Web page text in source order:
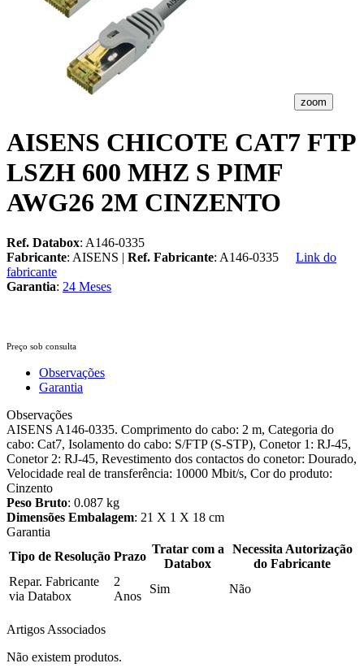
zoom
AISENS CHICOTE CAT7 FTP
LSZH 600 MHZ S PIMF
AWG26 2M CINZENTO
Ref. Databox: A146-0335
Fabricante: AISENS | Ref. Fabricante: A146-0335
Link do
fabricante
Garantia: 24 Meses
Preço sob consulta
Observações
Garantia
Observações
AISENS A146-0335. Comprimento do cabo: 2 m, Categoria do
cabo: Cat7, Isolamento do cabo: S/FTP (S-STP), Conetor 1: RJ-45,
Conetor 2: RJ-45, Revestimento dos contactos do conetor: Dourado,
Velocidade real de transferência: 10000 Mbit/s, Cor do produto:
Cinzento
Peso Bruto: 0.087 kg
Dimensões Embalagem: 21 X 1 X 18 cm
Garantia
Tipo de Resolução Prazo
Tratar com a
Databox
Necessita Autorização
do Fabricante
Repar. Fabricante
via Databox
2
Anos
Sim Não
Artigos Associados
Não existem produtos.